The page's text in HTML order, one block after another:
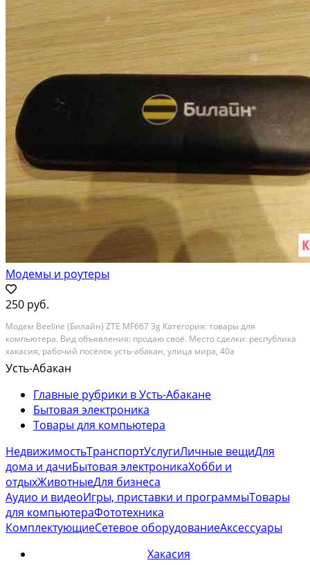
Модемы и роутеры
250 руб.
Модем Beeline (Билайн) ZTE MF667 3g Категория: товары для
компьютера. Вид объявления: продаю своё. Место сделки: республика
хакасия, рабочий посёлок усть-абакан, улица мира, 40а
Усть-Абакан
Главные рубрики в Усть-Абакане
Бытовая электроника
Товары для компьютера
НедвижимостьТранспортУслугиЛичные вещиДля
дома и дачиБытовая электроникаХобби и
отдыхЖивотныеДля бизнеса
Аудио и видеоИгры, приставки и программыТовары
для компьютераФототехника
КомплектующиеСетевое оборудованиеАксессуары
Хакасия